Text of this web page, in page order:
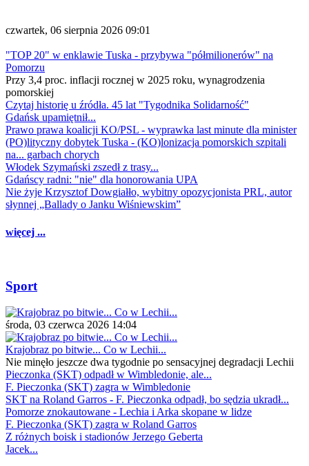
czwartek, 06 sierpnia 2026 09:01
"TOP 20" w enklawie Tuska - przybywa "półmilionerów" na
Pomorzu
Przy 3,4 proc. inflacji rocznej w 2025 roku, wynagrodzenia
pomorskiej
Czytaj historię u źródła. 45 lat "Tygodnika Solidarność"
Gdańsk upamiętnił...
Prawo prawa koalicji KO/PSL - wyprawka last minute dla minister
(PO)lityczny dobytek Tuska - (KO)lonizacja pomorskich szpitali
na... garbach chorych
Włodek Szymański zszedł z trasy...
Gdańscy radni: "nie" dla honorowania UPA
Nie żyje Krzysztof Dowgiałło, wybitny opozycjonista PRL, autor
słynnej „Ballady o Janku Wiśniewskim”
więcej ...
Sport
środa, 03 czerwca 2026 14:04
Krajobraz po bitwie... Co w Lechii...
Nie minęło jeszcze dwa tygodnie po sensacyjnej degradacji Lechii
Pieczonka (SKT) odpadł w Wimbledonie, ale...
F. Pieczonka (SKT) zagra w Wimbledonie
SKT na Roland Garros - F. Pieczonka odpadł, bo sędzia ukradł...
Pomorze znokautowane - Lechia i Arka skopane w lidze
F. Pieczonka (SKT) zagra w Roland Garros
Z różnych boisk i stadionów Jerzego Geberta
Jacek...